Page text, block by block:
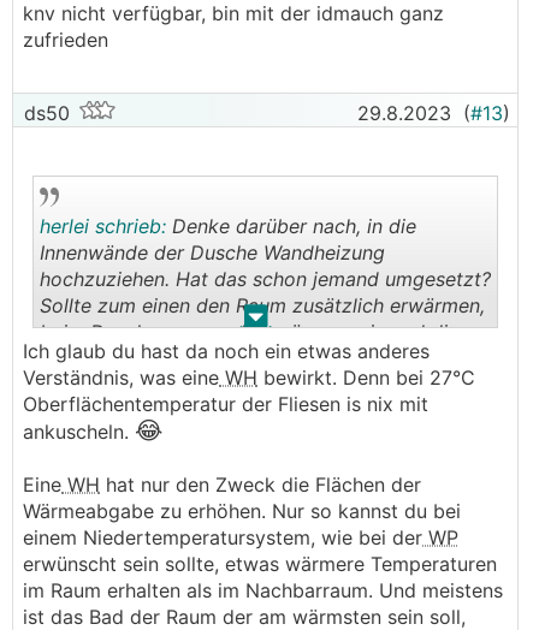
knv nicht verfügbar, bin mit der idmauch ganz
zufrieden
ds50 29.8.2023 (#13)
. .
herlei schrieb: Denke darüber nach, in die
Innenwände der Dusche Wandheizung
hochzuziehen. Hat das schon jemand umgesetzt?
Sollte zum einen den Raum zusätzlich erwärmen,
beim Duschen angenehm wärmer sein und die
nassen Flächen schneller trocknen
Ich glaub du hast da noch ein etwas anderes
Verständnis, was eine WH bewirkt. Denn bei 27°C
Oberflächentemperatur der Fliesen is nix mit
ankuscheln. 😂
Eine WH hat nur den Zweck die Flächen der
Wärmeabgabe zu erhöhen. Nur so kannst du bei
einem Niedertemperatursystem, wie bei der WP
erwünscht sein sollte, etwas wärmere Temperaturen
im Raum erhalten als im Nachbarraum. Und meistens
ist das Bad der Raum der am wärmsten sein soll,